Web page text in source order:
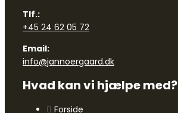
Tlf.:
+45 24 62 05 72
Email:
info@jannoergaard.dk
Hvad kan vi hjælpe med?
Forside